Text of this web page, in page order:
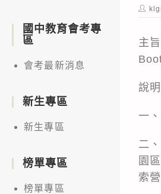
Post
主
說明
一
二
園
索
國中教育會考專
區
會考最新消息
新生專區
新生專區
榜單專區
榜單專區